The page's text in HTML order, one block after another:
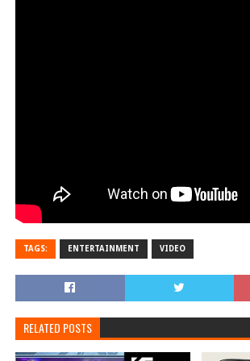
TAGS: ENTERTAINMENT VIDEO
RELATED POSTS